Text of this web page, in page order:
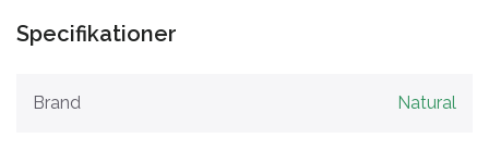
Specifikationer
Brand Natural